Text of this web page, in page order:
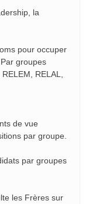
la
pour occuper
groupes
RELAL,
de vue
par groupe.
par groupes
les Frères sur